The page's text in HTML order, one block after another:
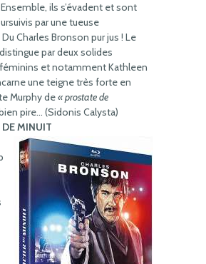
ils s’évadent et sont
par une tueuse
Charles Bronson pur jus ! Le
par deux solides
et notamment Kathleen
une teigne très forte en
Murphy de« prostate de
pire… (Sidonis Calysta)
DE MINUIT